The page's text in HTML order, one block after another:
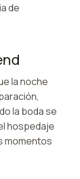
de
la noche
la boda se
hospedaje
momentos